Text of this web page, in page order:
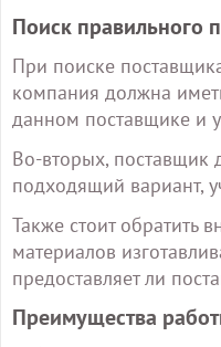
Поиск правильного
При поиске
компания должна
данном поставщике и
Во-вторых, поставщик
подходящий вариант,
Также стоит обратить
материалов
предоставляет ли
Преимущества